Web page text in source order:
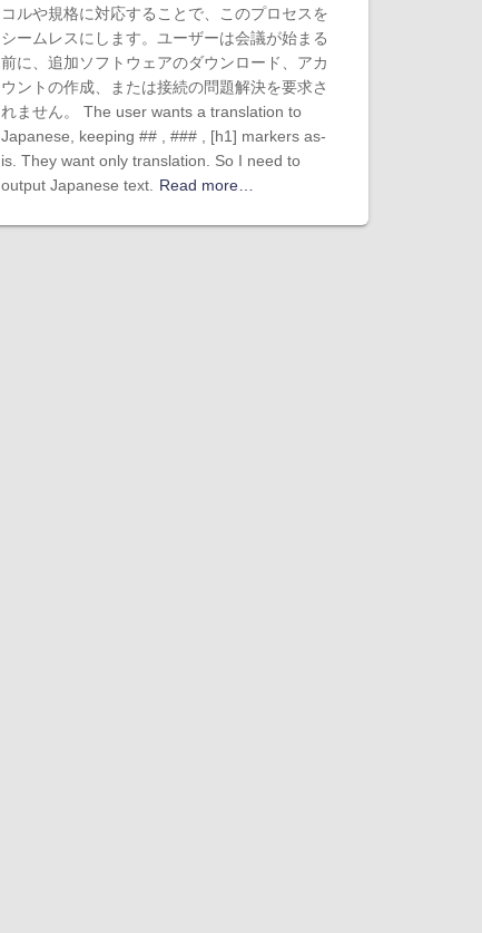
コルや規格に対応することで、このプロセスを
シームレスにします。ユーザーは会議が始まる
前に、追加ソフトウェアのダウンロード、アカ
ウントの作成、または接続の問題解決を要求さ
れません。 The user wants a translation to
Japanese, keeping ## , ### , [h1] markers as-
is. They want only translation. So I need to
output Japanese text.
Read more…